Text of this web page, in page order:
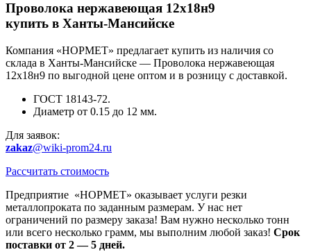
Проволока нержавеющая 12х18н9
купить в Ханты-Мансийске
Компания «НОРМЕТ» предлагает купить из наличия со
склада в Ханты-Мансийске — Проволока нержавеющая
12х18н9 по выгодной цене оптом и в розницу с доставкой.
ГОСТ 18143-72.
Диаметр от 0.15 до 12 мм.
Для заявок:
zakaz@wiki-prom24.ru
Рассчитать стоимость
Предприятие «НОРМЕТ» оказывает услуги резки
металлопроката по заданным размерам. У нас нет
ограничений по размеру заказа! Вам нужно несколько тонн
или всего несколько грамм, мы выполним любой заказ! Срок
поставки от 2 — 5 дней.